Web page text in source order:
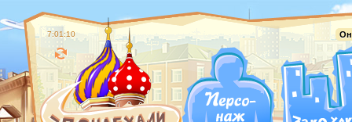
7:01:11